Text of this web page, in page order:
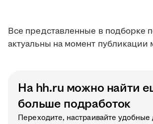
Все представленные в подборке
актуальны на момент публикации
На hh.ru можно найти
больше подработок
Переходите, настраивайте удобные